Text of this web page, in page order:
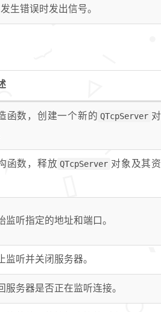
生错误时发出信号。
函数，创建一个新的 QTcpServer 对
函数，释放 QTcpServer 对象及其资
监听指定的地址和端口。
监听并关闭服务器。
服务器是否正在监听连接。